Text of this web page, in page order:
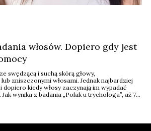
włosów. Dopiero gdy jest
swędzącą i suchą skórą głowy,
zniszczonymi włosami. Jednak najbardziej
dopiero kiedy włosy zaczynają im wypadać
wynika z badania „Polak u trychologa”, aż 75